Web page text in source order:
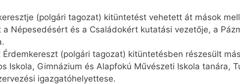
(polgári tagozat) kitüntetést vehetett át mások
Népesedésért és a Családokért kutatási vezetője, a
(polgári tagozat) kitüntetésben részesült
Iskola, Gimnázium és Alapfokú Művészeti Iskola tanára,
igazgatóhelyettese.